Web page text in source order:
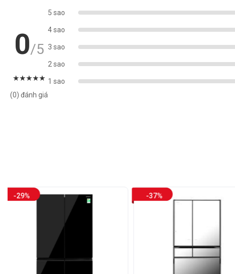
0/5
★★★★★
(0) đánh giá
5 sao
4 sao
3 sao
2 sao
1 sao
-37%